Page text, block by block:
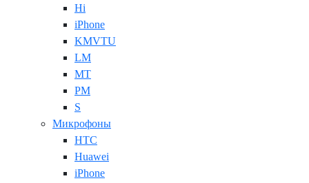
Hi
iPhone
KMVTU
LM
MT
PM
S
Микрофоны
HTC
Huawei
iPhone